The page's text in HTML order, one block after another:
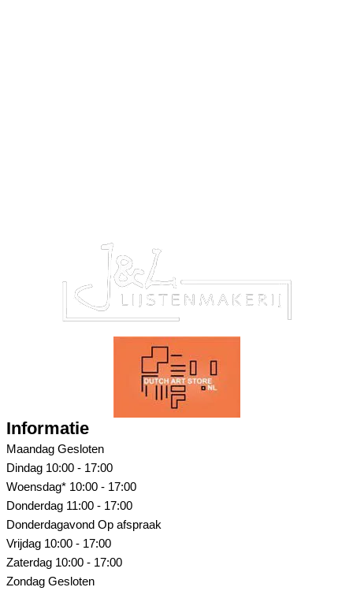
Informatie
Maandag Gesloten
Dindag 10:00 - 17:00
Woensdag* 10:00 - 17:00
Donderdag 11:00 - 17:00
Donderdagavond Op afspraak
Vrijdag 10:00 - 17:00
Zaterdag 10:00 - 17:00
Zondag Gesloten